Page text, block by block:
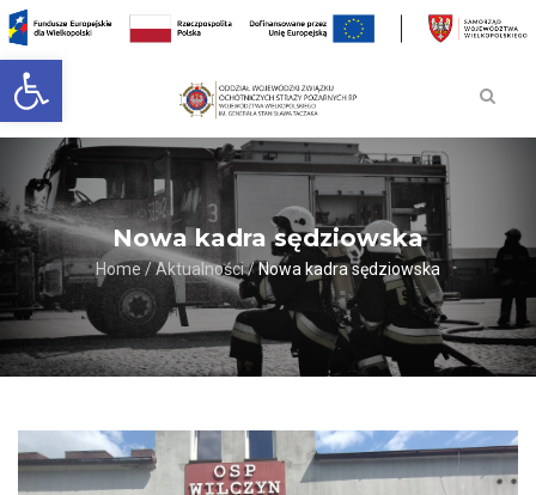
Open toolbar
Nowa kadra sędziowska
Home/Aktualności/Nowa kadra sędziowska